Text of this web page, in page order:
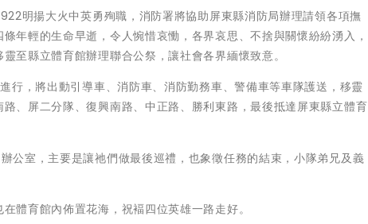
明揚大火中英勇殉職，消防署將協助屏東縣消防局辦理請領各項撫
年輕的生命早逝，令人惋惜哀慟，各界哀思、不捨與關懷紛紛湧入，
至縣立體育館辦理聯合公祭，讓社會各界緬懷致意。
行，將出動引導車、消防車、消防勤務車、警備車等車隊護送，移靈
、屏二分隊、復興南路、中正路、勝利東路，最後抵達屏東縣立體育
公室，主要是讓祂們做最後巡禮，也象徵任務的結束，小隊弟兄及義
體育館內佈置花海，祝褔四位英雄一路走好。